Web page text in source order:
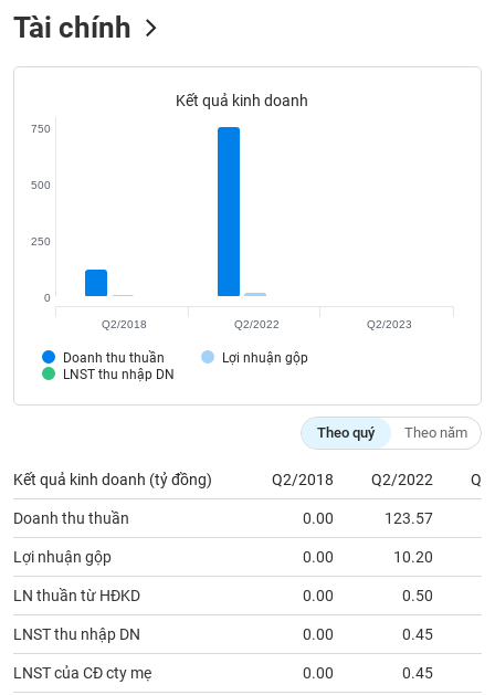
Tài chính
Kết quả kinh doanh
Doanh thu thuần
Lợi nhuận gộp
LNST thu nhập DN
0
250
500
750
Q2/2018 Q2/2022 Q2/2023
Theo quý Theo năm
Kết quả kinh doanh (tỷ đồng) Q2/2018 Q2/2022
Doanh thu thuần 0.00 123.57
Lợi nhuận gộp 0.00 10.20
LN thuần từ HĐKD 0.00 0.50
LNST thu nhập DN 0.00 0.45
LNST của CĐ cty mẹ 0.00 0.45
SỨC
CHÍNH
CÔNG
NGHỆ
TIN
DỊCH
VỤ
TRUYỀN
THÔNG
ÍCH